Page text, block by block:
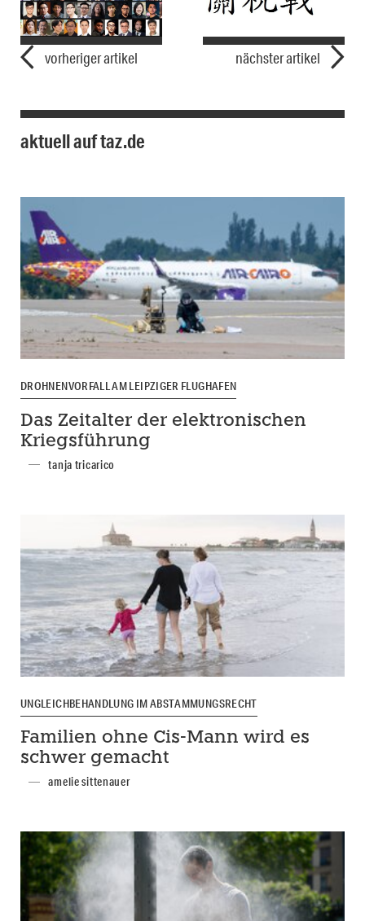
vorheriger artikel nächster artikel
aktuell auf taz.de
DROHNENVORFALL AM LEIPZIGER FLUGHAFEN
Das Zeitalter der elektronischen
Kriegsführung
tanja tricarico
UNGLEICHBEHANDLUNG IM ABSTAMMUNGSRECHT
Familien ohne Cis-Mann wird es
schwer gemacht
amelie sittenauer